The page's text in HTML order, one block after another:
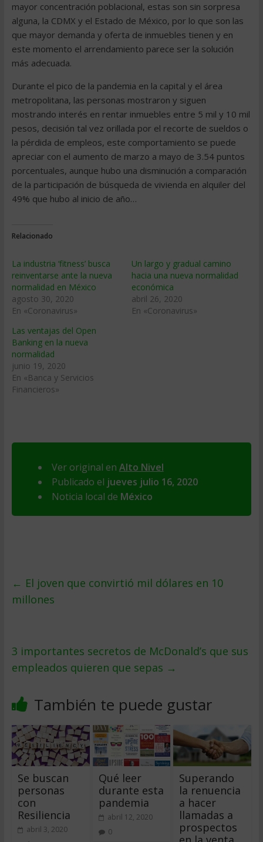
mayor concentración poblacional, estas son sin sorpresa
alguna, la CDMX y el Estado de México, por lo que son las
que mayor demanda y oferta de inmuebles tienen y en
este momento el arrendamiento parece ser la solución
más adecuada.
Durante el pico de la pandemia en la capital y el área
metropolitana, las personas mostraron y siguen
mostrando interés en rentar inmuebles entre 5 mil y 10 mil
pesos, decisión tal vez orillada por el recorte de sueldos o
la pérdida de empleos, este comportamiento se puede
apreciar con el aumento de marzo a mayo de 3.54 puntos
porcentuales, aunque hubo una disminución a comparación
de la participación de búsqueda de vivienda en alquiler del
49% que hubo al inicio de año…
Relacionado
La industria ‘fitness’ busca
reinventarse ante la nueva
normalidad en México
agosto 30, 2020
En «Coronavirus»
Un largo y gradual camino
hacia una nueva normalidad
económica
abril 26, 2020
En «Coronavirus»
Las ventajas del Open
Banking en la nueva
normalidad
junio 19, 2020
En «Banca y Servicios
Financieros»
Ver original en Alto Nivel
Publicado el jueves julio 16, 2020
Noticia local de México
← El joven que convirtió mil dólares en 10
millones
3 importantes secretos de McDonald’s que sus
empleados quieren que sepas →
También te puede gustar
Se buscan
personas
con
Resiliencia
abril 3, 2020
Qué leer
durante esta
pandemia
abril 12, 2020
0
Superando
la renuencia
a hacer
llamadas a
prospectos